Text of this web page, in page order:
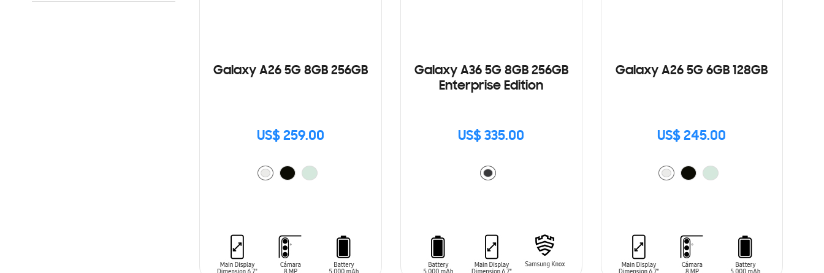
Galaxy A26 5G 8GB 256GB
US$ 259.00
Galaxy A36 5G 8GB 256GB
Enterprise Edition
US$ 335.00
Galaxy A26 5G 6GB 128GB
US$ 245.00